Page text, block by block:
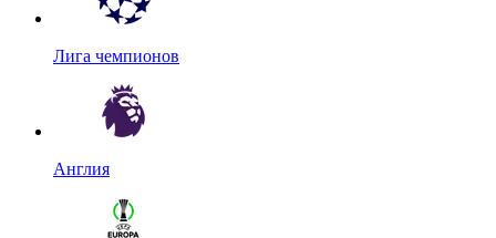
Лига чемпионов
Англия